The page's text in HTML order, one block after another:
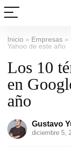
Inicio » Empresas »
Yahoo de este año
Los 10
en
año
Gustavo
diciembre 5,